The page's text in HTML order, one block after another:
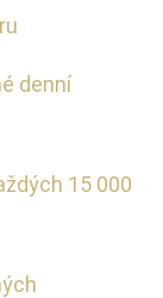
denní
15 000